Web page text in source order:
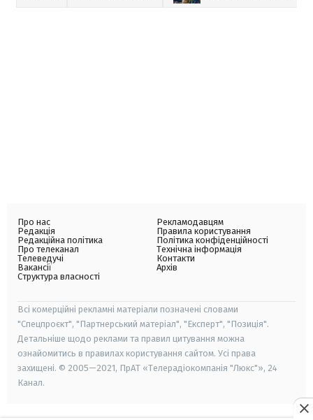
Про нас
Редакція
Редакційна політика
Про телеканал
Телеведучі
Вакансії
Структура власності
Рекламодавцям
Правила користування
Політика конфіденційності
Технічна інформація
Контакти
Архів
Всі комерційні рекламні матеріали позначені словами
"Спецпроєкт", "Партнерський матеріал", "Експерт", "Позиція".
Детальніше щодо реклами та правил цитування можна
ознайомитись в правилах користування сайтом. Усі права
захищені. © 2005—2021, ПрАТ «Телерадіокомпанія "Люкс"», 24
Канал.